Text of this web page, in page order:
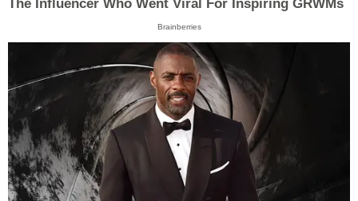
The Influencer Who Went Viral For Inspiring GRWMs
Brainberries